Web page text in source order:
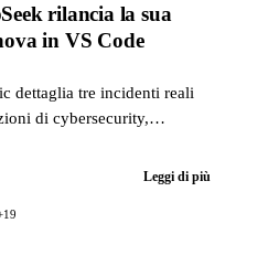
rilancia la sua
in VS Code
dettaglia tre incidenti reali
di cybersecurity,
fa il punto su luglio con
Leggi di più